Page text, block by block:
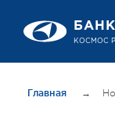
Главная →